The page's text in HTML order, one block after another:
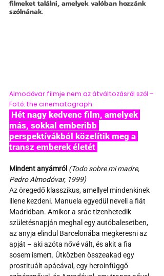
filmeket találni, amelyek valóban hozzánk
szólnának.
Almodóvar filmje nem az átváltozásról szól –
Fotó: the cinematograph
más, sokkal emberibb
perspektívákból közelítik meg a
transz emberek életét
Mindent anyámról (Todo sobre mi madre,
Pedro Almodóvar, 1999)
Az öregedő klasszikus, amellyel mindenkinek
illene kezdeni. Manuela egyedül neveli a fiát
Madridban. Amikor a srác tizenhetedik
születésnapján meghal egy autóbalesetben,
az anyja elindul Barcelonába megkeresni az
apját – aki azóta nővé vált, és akit a fia
sosem ismert. Útközben összeakad egy
prostituált apácával, egy heroinfüggő